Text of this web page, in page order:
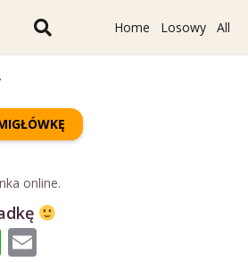
Home Losowy All
online.
WhatsApp